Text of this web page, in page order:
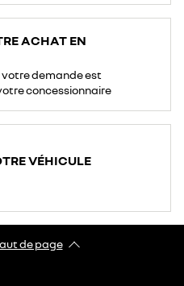
ACHAT EN
votre demande est
concessionnaire
VÉHICULE
de page​